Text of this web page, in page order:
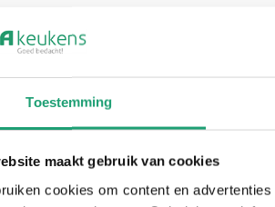
Toestemming
maakt gebruik van cookies
cookies om content en